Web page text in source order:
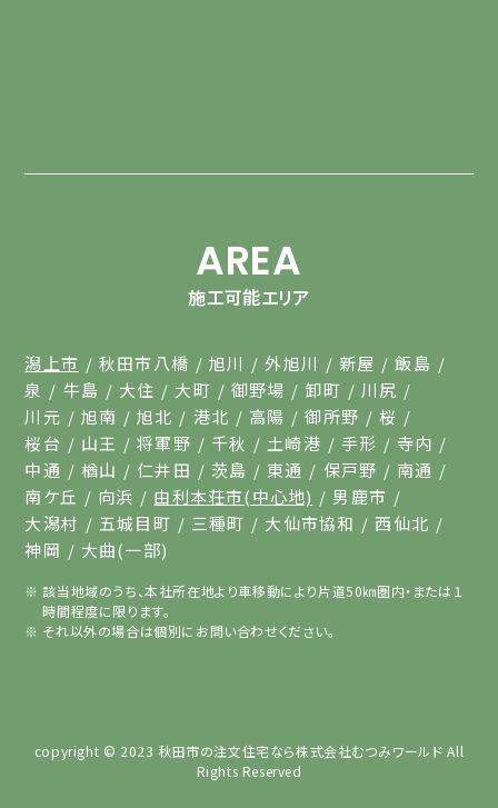
AREA
施工可能エリア
潟上市 秋田市八橋 旭川 外旭川 新屋
飯島
泉
牛島 大住 大町 御野場 卸町
川尻
川元
旭南 旭北 港北 高陽 御所野
桜
桜台
山王 将軍野 千秋 土崎港 手形
寺内
中通
楢山 仁井田 茨島 東通 保戸野
南通
南ケ丘
向浜 由利本荘市(中心地)
男鹿市
大潟村
五城目町 三種町 大仙市協和
西仙北
神岡
大曲(一部)
該当地域のうち、本社所在地より車移動により片道50㎞圏内・または１
時間程度に限ります。
それ以外の場合は個別にお問い合わせください。
copyright © 2023 秋田市の注文住宅なら株式会社むつみワールド All
Rights Reserved